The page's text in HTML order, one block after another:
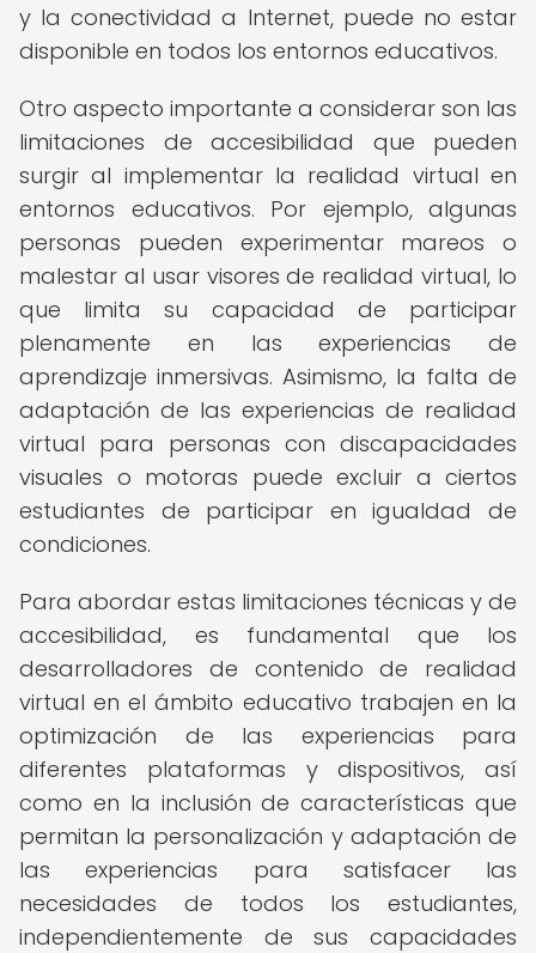
y la conectividad a Internet, puede no estar
disponible en todos los entornos educativos.
Otro aspecto importante a considerar son las
limitaciones de accesibilidad que pueden
surgir al implementar la realidad virtual en
entornos educativos. Por ejemplo, algunas
personas pueden experimentar mareos o
malestar al usar visores de realidad virtual, lo
que limita su capacidad de participar
plenamente en las experiencias de
aprendizaje inmersivas. Asimismo, la falta de
adaptación de las experiencias de realidad
virtual para personas con discapacidades
visuales o motoras puede excluir a ciertos
estudiantes de participar en igualdad de
condiciones.
Para abordar estas limitaciones técnicas y de
accesibilidad, es fundamental que los
desarrolladores de contenido de realidad
virtual en el ámbito educativo trabajen en la
optimización de las experiencias para
diferentes plataformas y dispositivos, así
como en la inclusión de características que
permitan la personalización y adaptación de
las experiencias para satisfacer las
necesidades de todos los estudiantes,
independientemente de sus capacidades